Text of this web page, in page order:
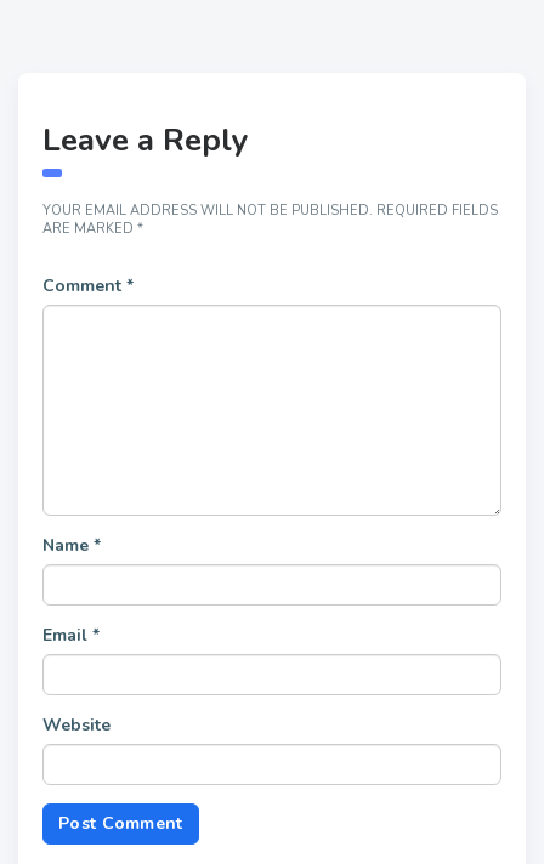
Leave a Reply
YOUR EMAIL ADDRESS WILL NOT BE PUBLISHED. REQUIRED FIELDS
ARE MARKED *
Comment *
Name *
Email *
Website